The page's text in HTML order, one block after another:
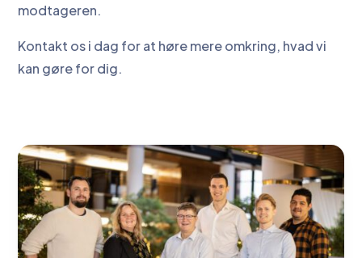
modtageren.
Kontakt os i dag for at høre mere omkring, hvad vi
kan gøre for dig.